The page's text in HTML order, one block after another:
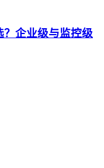
？企业级与监控级